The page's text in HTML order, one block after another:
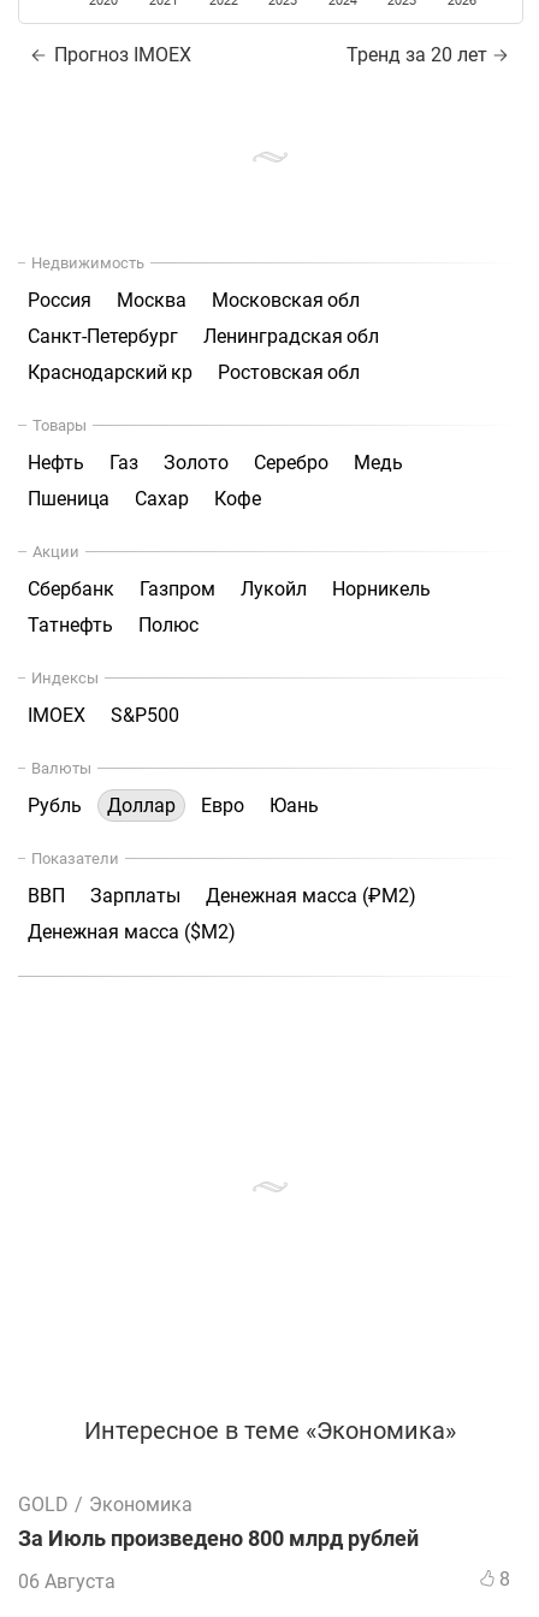
Прогноз IMOEX Тренд за 20 лет
Недвижимость
Россия Москва
Московская обл
Санкт-Петербург
Ленинградская обл
Краснодарский кр
Ростовская обл
Товары
Нефть Газ Золото Серебро
Медь
Пшеница
Сахар Кофе
Акции
Сбербанк Газпром Лукойл
Норникель
Татнефть
Полюс
Индексы
IMOEX S&P500
Валюты
Рубль Доллар Евро Юань
Показатели
ВВП Зарплаты
Денежная масса (₽М2)
Денежная масса ($М2)
Интересное в теме «Экономика»
GOLD / Экономика
За Июль произведено 800 млрд рублей
06 Августа 8